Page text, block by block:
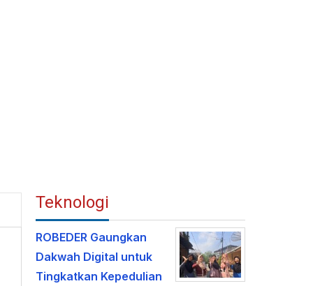
Teknologi
ROBEDER Gaungkan
Dakwah Digital untuk
Tingkatkan Kepedulian